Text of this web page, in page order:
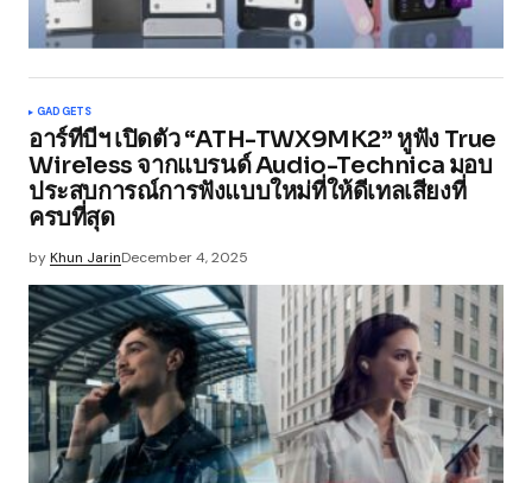
GADGETS
อาร์ทีบีฯ เปิดตัว “ATH-TWX9MK2” หูฟัง True
Wireless จากแบรนด์ Audio-Technica มอบ
ประสบการณ์การฟังแบบใหม่ที่ให้ดีเทลเสียงที่
ครบที่สุด
byKhun JarinDecember 4, 2025